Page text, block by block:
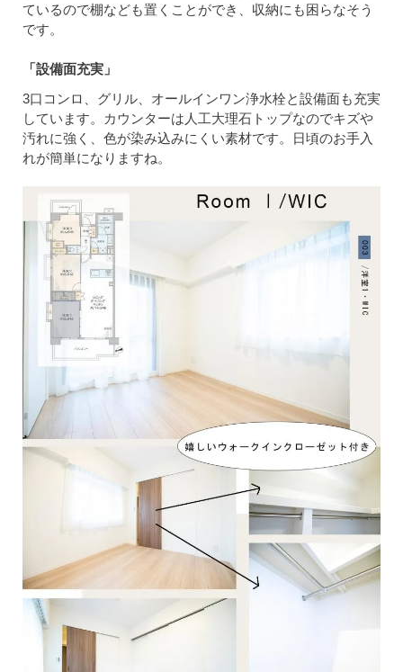
ているので棚なども置くことができ、収納にも困らなそう
です。
「設備面充実」
3口コンロ、グリル、オールインワン浄水栓と設備面も充実
しています。カウンターは人工大理石トップなのでキズや
汚れに強く、色が染み込みにくい素材です。日頃のお手入
れが簡単になりますね。